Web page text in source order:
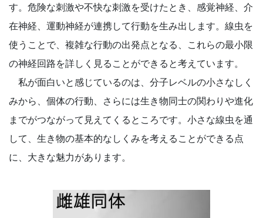
す。危険な刺激や不快な刺激を受けたとき、感覚神経、介
在神経、運動神経が連携して行動を生み出します。線虫を
使うことで、複雑な行動の出発点となる、これらの最小限
の神経回路を詳しく見ることができると考えています。
私が面白いと感じているのは、分子レベルの小さなしく
みから、個体の行動、さらには生き物同士の関わりや進化
までがつながって見えてくるところです。小さな線虫を通
して、生き物の基本的なしくみを考えることができる点
に、大きな魅力があります。